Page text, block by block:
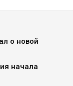
о новой
начала